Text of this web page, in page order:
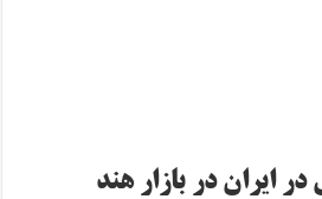
ایران در بازار هند